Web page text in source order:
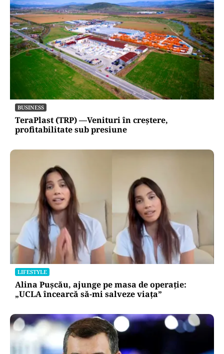
BUSINESS
TeraPlast (TRP) —Venituri în creștere,
profitabilitate sub presiune
LIFESTYLE
Alina Pușcău, ajunge pe masa de operație:
„UCLA încearcă să-mi salveze viața”